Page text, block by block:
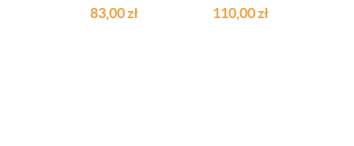
- CIEMNO SZARY
220X240
83,00zł
200 CM
110,00zł